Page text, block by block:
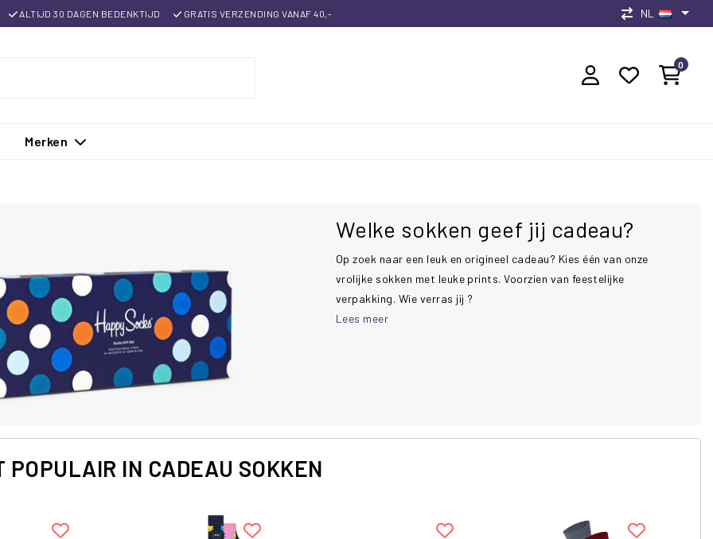
ALTIJD 30 DAGEN BEDENKTIJD GRATIS VERZENDING VANAF 40,- NL
0
Merken
Welke sokken geef jij cadeau?
Op zoek naar een leuk en origineel cadeau? Kies één van onze
vrolijke sokken met leuke prints. Voorzien van feestelijke
verpakking. Wie verras jij ?
Lees meer
POPULAIR IN CADEAU SOKKEN